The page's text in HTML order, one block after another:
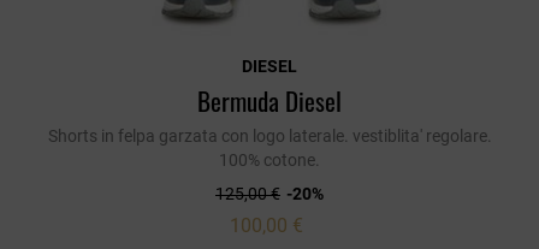
DIESEL
Bermuda Diesel
Shorts in felpa garzata con logo laterale. vestiblita' regolare.
100% cotone.
125,00 € -20%
100,00 €